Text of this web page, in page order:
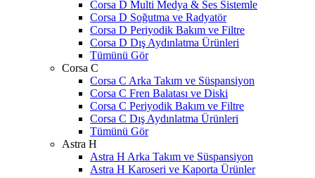
Corsa D Multi Medya & Ses Sistemle
Corsa D Soğutma ve Radyatör
Corsa D Periyodik Bakım ve Filtre
Corsa D Dış Aydınlatma Ürünleri
Tümünü Gör
Corsa C
Corsa C Arka Takım ve Süspansiyon
Corsa C Fren Balatası ve Diski
Corsa C Periyodik Bakım ve Filtre
Corsa C Dış Aydınlatma Ürünleri
Tümünü Gör
Astra H
Astra H Arka Takım ve Süspansiyon
Astra H Karoseri ve Kaporta Ürünler